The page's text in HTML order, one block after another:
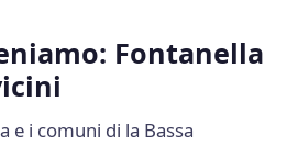
Fontanella
e i comuni di la Bassa